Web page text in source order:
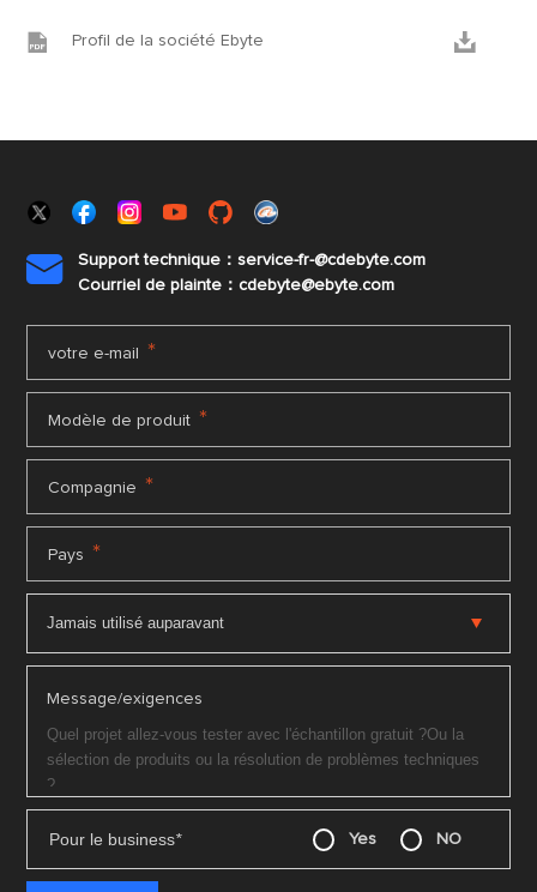
 Profil de la société Ebyte 

Support technique：service-fr-@cdebyte.com
Courriel de plainte：cdebyte@ebyte.com
votre e-mail *
Modèle de produit *
Compagnie *
Pays *
Message/exigences
Pour le business* Yes NO